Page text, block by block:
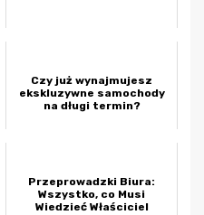
Czy już wynajmujesz
ekskluzywne samochody
na długi termin?
Przeprowadzki Biura:
Wszystko, co Musi
Wiedzieć Właściciel